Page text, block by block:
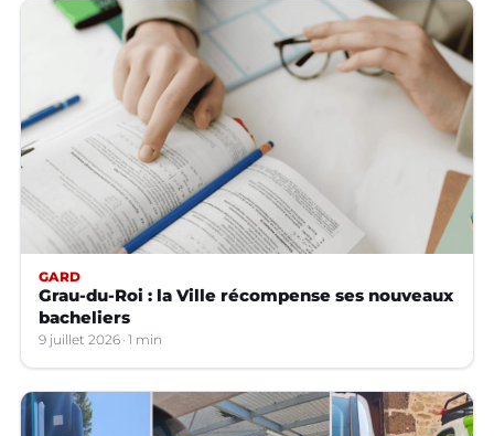
GARD
Grau-du-Roi : la Ville récompense ses nouveaux
bacheliers
9 juillet 2026 1 min